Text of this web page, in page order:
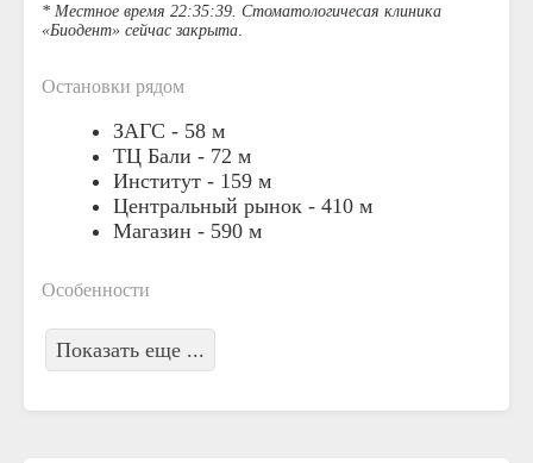
* Местное время 22:35:39. Стоматологичесая клиника
«Биодент» сейчас закрыта.
Остановки рядом
ЗАГС - 58 м
ТЦ Бали - 72 м
Институт - 159 м
Центральный рынок - 410 м
Магазин - 590 м
Особенности
Показать еще ...